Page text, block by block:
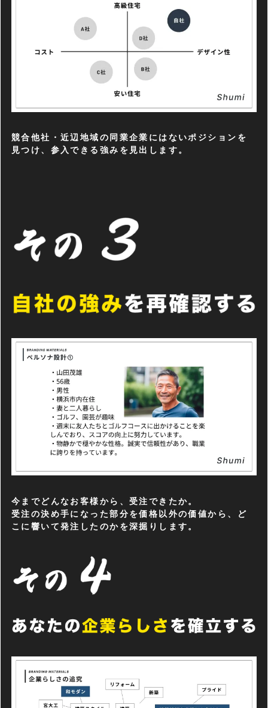
競合他社・近辺地域の同業企業にはないポジションを
見つけ、参入できる強みを見出します。
今までどんなお客様から、受注できたか。
受注の決め手になった部分を価格以外の価値から、ど
こに響いて発注したのかを深掘りします。